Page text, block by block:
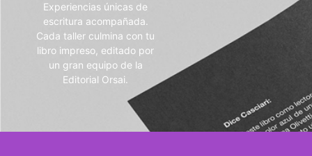
Experiencias únicas de
escritura acompañada.
Cada taller culmina con tu
libro impreso, editado por
un gran equipo de la
Editorial Orsai.